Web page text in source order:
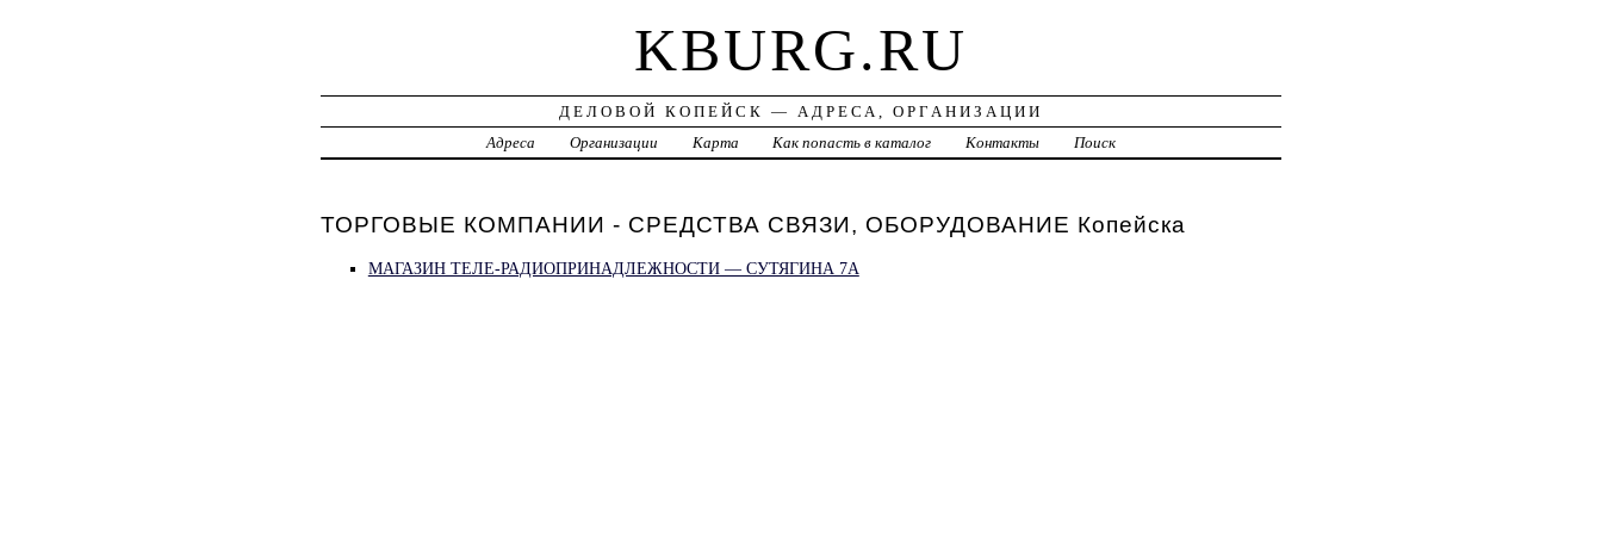
KBURG.RU
ДЕЛОВОЙ КОПЕЙСК — АДРЕСА, ОРГАНИЗАЦИИ
Адреса
Организации Карта Как попасть в каталог Контакты Поиск
ТОРГОВЫЕ КОМПАНИИ - СРЕДСТВА СВЯЗИ, ОБОРУДОВАНИЕ Копейска
МАГАЗИН ТЕЛЕ-РАДИОПРИНАДЛЕЖНОСТИ — СУТЯГИНА 7А